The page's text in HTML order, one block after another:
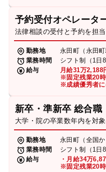
予約受付オペレータ
法律相談の受付と予約を担当
勤務地
永田町（永田
業務時間
シフト制（1日
給与
月給31万2,188
※固定残業20
※成績優秀者に
新卒・準新卒 総合職
大学・院の卒業数年内を対
勤務地
永田町（全国か
業務時間
シフト制（1日
給与
・月給34万
※固定残業20